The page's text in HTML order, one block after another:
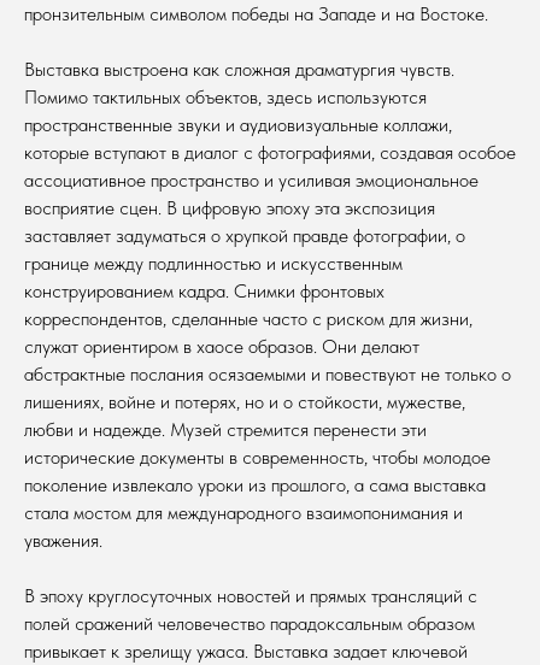
пронзительным символом победы на Западе и на Востоке.
Выставка выстроена как сложная драматургия чувств.
Помимо тактильных объектов, здесь используются
пространственные звуки и аудиовизуальные коллажи,
которые вступают в диалог с фотографиями, создавая особое
ассоциативное пространство и усиливая эмоциональное
восприятие сцен. В цифровую эпоху эта экспозиция
заставляет задуматься о хрупкой правде фотографии, о
границе между подлинностью и искусственным
конструированием кадра. Снимки фронтовых
корреспондентов, сделанные часто с риском для жизни,
служат ориентиром в хаосе образов. Они делают
абстрактные послания осязаемыми и повествуют не только о
лишениях, войне и потерях, но и о стойкости, мужестве,
любви и надежде. Музей стремится перенести эти
исторические документы в современность, чтобы молодое
поколение извлекало уроки из прошлого, а сама выставка
стала мостом для международного взаимопонимания и
уважения.
В эпоху круглосуточных новостей и прямых трансляций с
полей сражений человечество парадоксальным образом
привыкает к зрелищу ужаса. Выставка задает ключевой